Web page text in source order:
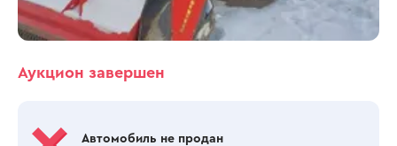
Аукцион завершен
Автомобиль не продан